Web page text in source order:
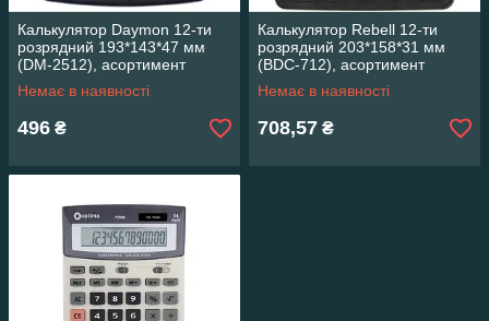
Калькулятор Daymon 12-ти
розрядний 193*143*47 мм
(DМ-2512), асортимент
Немає в наявності
496 ₴
Калькулятор Rebell 12-ти
розрядний 203*158*31 мм
(BDC-712), асортимент
28325
Немає в наявності
708,57 ₴